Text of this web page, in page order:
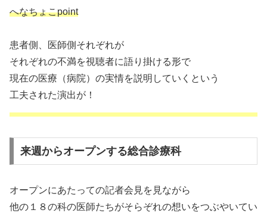
へなちょこpoint
患者側、医師側それぞれが
それぞれの不満を視聴者に語り掛ける形で
現在の医療（病院）の実情を説明していくという
工夫された演出が！
来週からオープンする総合診療科
オープンにあたっての記者会見を見ながら
他の１８の科の医師たちがそらぞれの想いをつぶやいてい